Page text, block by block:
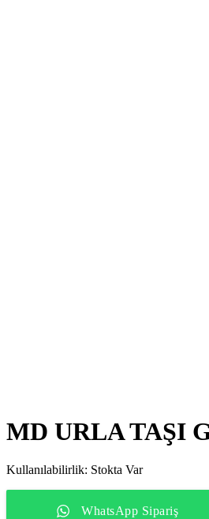
MD URLA TAŞI
Kullanılabilirlik: Stokta Var
WhatsApp Sipariş